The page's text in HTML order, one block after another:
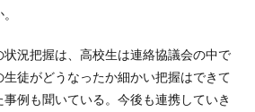
況把握は、高校生は連絡協議会の中で
徒がどうなったか細かい把握はできて
例も聞いている。今後も連携していき